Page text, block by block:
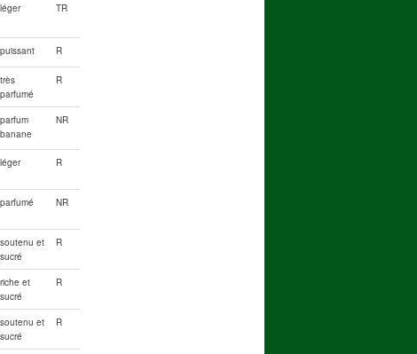
léger TR
puissant R
très
parfumé
R
parfum
banane
NR
léger R
parfumé NR
soutenu et
sucré
R
riche et
sucré
R
soutenu et
sucré
R